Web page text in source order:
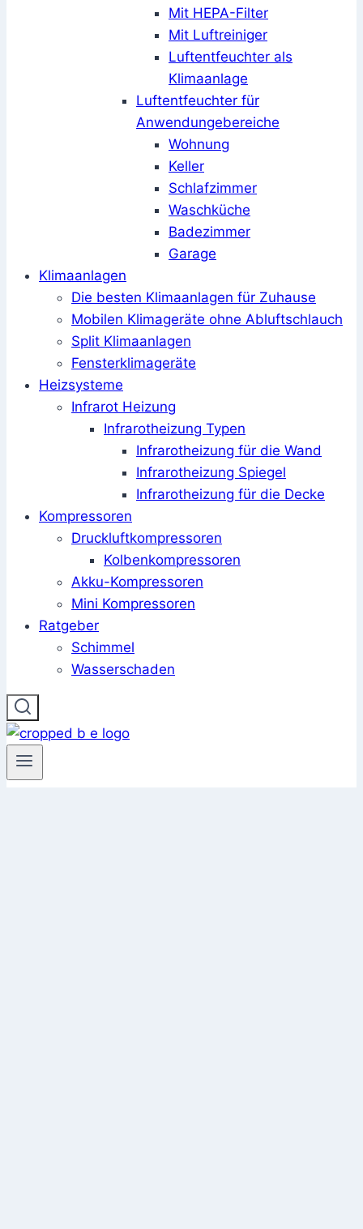
Mit HEPA-Filter
Mit Luftreiniger
Luftentfeuchter als
Klimaanlage
Luftentfeuchter für
Anwendungebereiche
Wohnung
Keller
Schlafzimmer
Waschküche
Badezimmer
Garage
Klimaanlagen
Die besten Klimaanlagen für Zuhause
Mobilen Klimageräte ohne Abluftschlauch
Split Klimaanlagen
Fensterklimageräte
Heizsysteme
Infrarot Heizung
Infrarotheizung Typen
Infrarotheizung für die Wand
Infrarotheizung Spiegel
Infrarotheizung für die Decke
Kompressoren
Druckluftkompressoren
Kolbenkompressoren
Akku-Kompressoren
Mini Kompressoren
Ratgeber
Schimmel
Wasserschaden